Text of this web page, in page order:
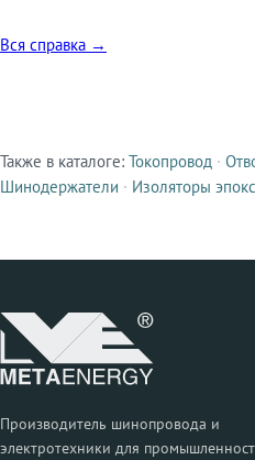
Вся справка →
Смежные продукты
Также в каталоге: Токопровод ·
Шинодержатели · Изоляторы
Производитель шинопровода и
электротехники для